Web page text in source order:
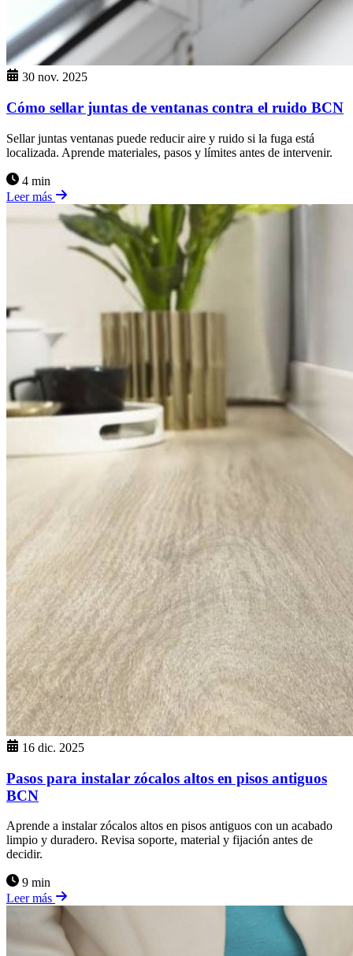
30 nov. 2025
Cómo sellar juntas de ventanas contra el ruido BCN
Sellar juntas ventanas puede reducir aire y ruido si la fuga está
localizada. Aprende materiales, pasos y límites antes de intervenir.
4 min
Leer más
16 dic. 2025
Pasos para instalar zócalos altos en pisos antiguos
BCN
Aprende a instalar zócalos altos en pisos antiguos con un acabado
limpio y duradero. Revisa soporte, material y fijación antes de
decidir.
9 min
Leer más